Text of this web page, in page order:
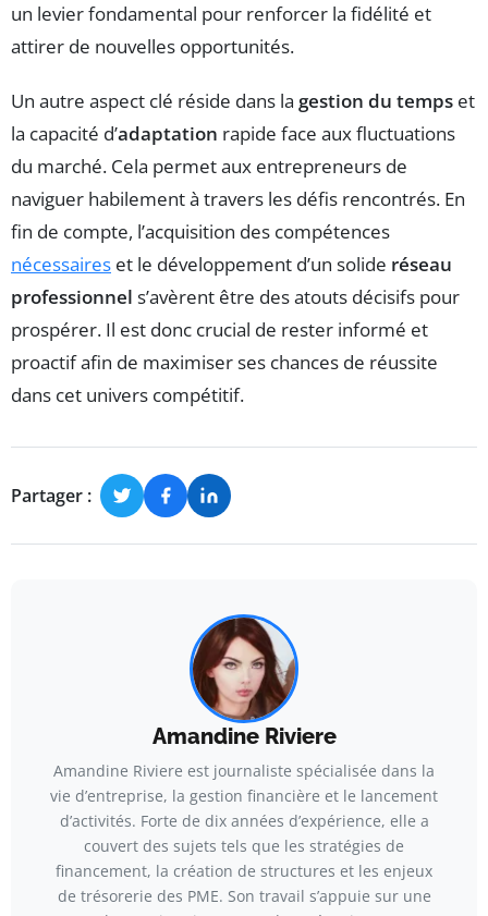
un levier fondamental pour renforcer la fidélité et
attirer de nouvelles opportunités.
Un autre aspect clé réside dans la gestion du temps et
la capacité d’adaptation rapide face aux fluctuations
du marché. Cela permet aux entrepreneurs de
naviguer habilement à travers les défis rencontrés. En
fin de compte, l’acquisition des compétences
nécessaires et le développement d’un solide réseau
professionnel s’avèrent être des atouts décisifs pour
prospérer. Il est donc crucial de rester informé et
proactif afin de maximiser ses chances de réussite
dans cet univers compétitif.
Partager :
Amandine Riviere
Amandine Riviere est journaliste spécialisée dans la
vie d’entreprise, la gestion financière et le lancement
d’activités. Forte de dix années d’expérience, elle a
couvert des sujets tels que les stratégies de
financement, la création de structures et les enjeux
de trésorerie des PME. Son travail s’appuie sur une